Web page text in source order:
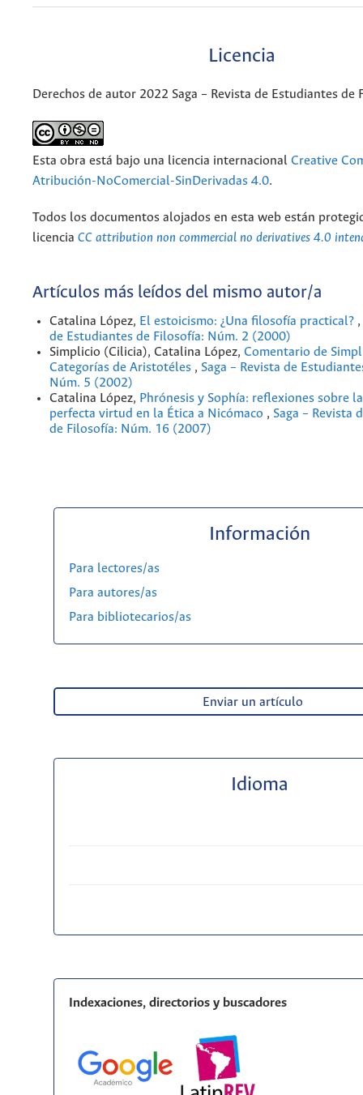
Licencia
Derechos de autor 2022 Saga – Revista de Estudiantes de
Esta obra está bajo una licencia internacional Creative
Atribución-NoComercial-SinDerivadas 4.0.
Todos los documentos alojados en esta web están
licencia CC attribution non commercial no derivatives 4.0
Artículos más leídos del mismo autor/a
Catalina López, El estoicismo: ¿Una filosofía practical? ,
de Estudiantes de Filosofía: Núm. 2 (2000)
Simplicio (Cilicia), Catalina López, Comentario de
Categorías de Aristotéles , Saga – Revista de
Núm. 5 (2002)
Catalina López, Phrónesis y Sophía: reflexiones sobre
perfecta virtud en la Ética a Nicómaco , Saga – Revista
de Filosofía: Núm. 16 (2007)
Información
Para lectores/as
Para autores/as
Para bibliotecarios/as
Enviar un artículo
Idioma
Indexaciones, directorios y buscadores